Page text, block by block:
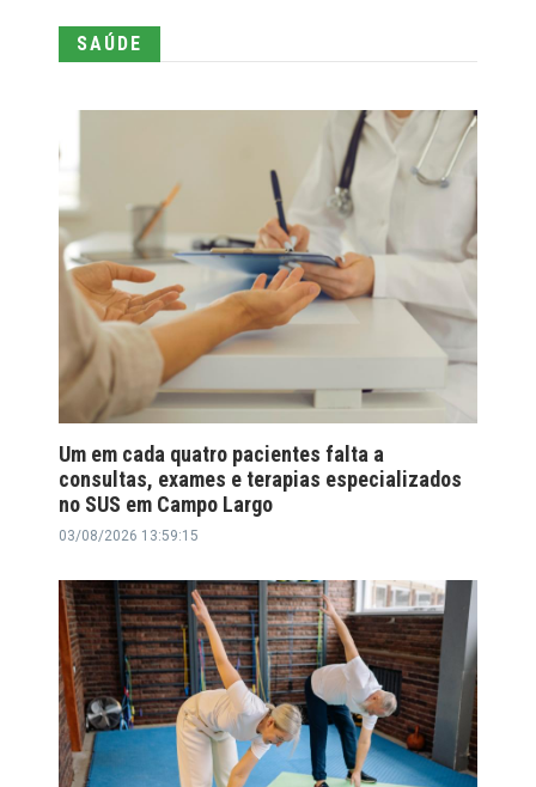
SAÚDE
Um em cada quatro pacientes falta a
consultas, exames e terapias especializados
no SUS em Campo Largo
03/08/2026 13:59:15